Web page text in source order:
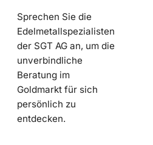
Sprechen Sie die
Edelmetallspezialisten
der SGT AG an, um die
unverbindliche
Beratung im
Goldmarkt für sich
persönlich zu
entdecken.